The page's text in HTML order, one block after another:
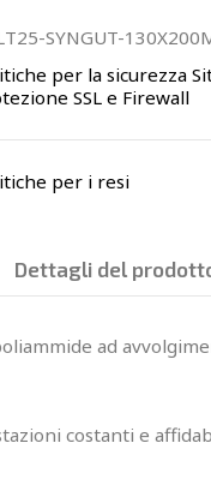
SYNGUT-
per la sicurezza
SSL e Firewall
per i resi
Dettagli del
ad
costanti e